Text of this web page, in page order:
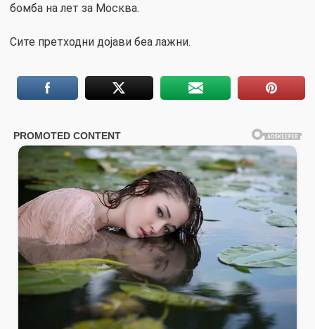
бомба на лет за Москва.
Сите претходни дојави беа лажни.